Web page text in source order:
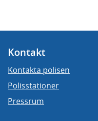
Kontakt
Kontakta polisen
Polisstationer
Pressrum